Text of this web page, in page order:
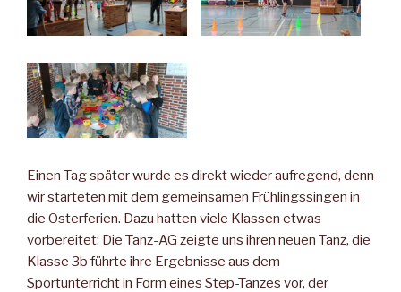
Einen Tag später wurde es direkt wieder aufregend, denn
wir starteten mit dem gemeinsamen Frühlingssingen in
die Osterferien. Dazu hatten viele Klassen etwas
vorbereitet: Die Tanz-AG zeigte uns ihren neuen Tanz, die
Klasse 3b führte ihre Ergebnisse aus dem
Sportunterricht in Form eines Step-Tanzes vor, der